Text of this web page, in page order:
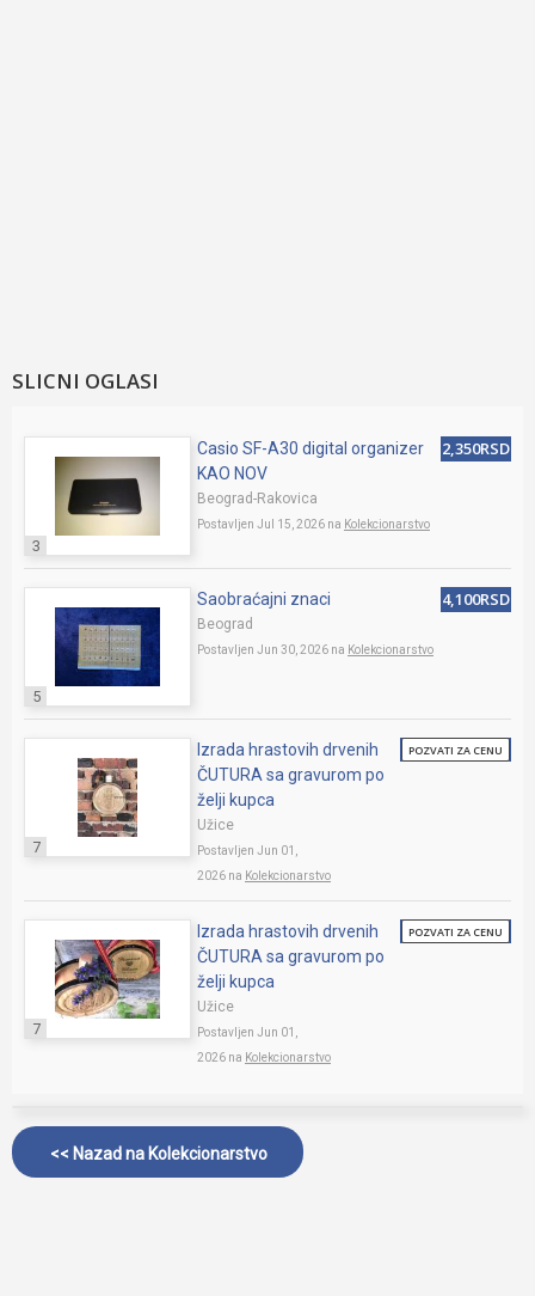
SLICNI OGLASI
3
Casio SF-A30 digital organizer
KAO NOV
Beograd-Rakovica
Postavljen Jul 15, 2026 na Kolekcionarstvo
2,350RSD
5
Saobraćajni znaci
Beograd
Postavljen Jun 30, 2026 na Kolekcionarstvo
4,100RSD
7
Izrada hrastovih drvenih
ČUTURA sa gravurom po
želji kupca
Užice
Postavljen Jun 01,
2026 na Kolekcionarstvo
POZVATI ZA CENU
7
Izrada hrastovih drvenih
ČUTURA sa gravurom po
želji kupca
Užice
Postavljen Jun 01,
2026 na Kolekcionarstvo
POZVATI ZA CENU
<< Nazad na Kolekcionarstvo